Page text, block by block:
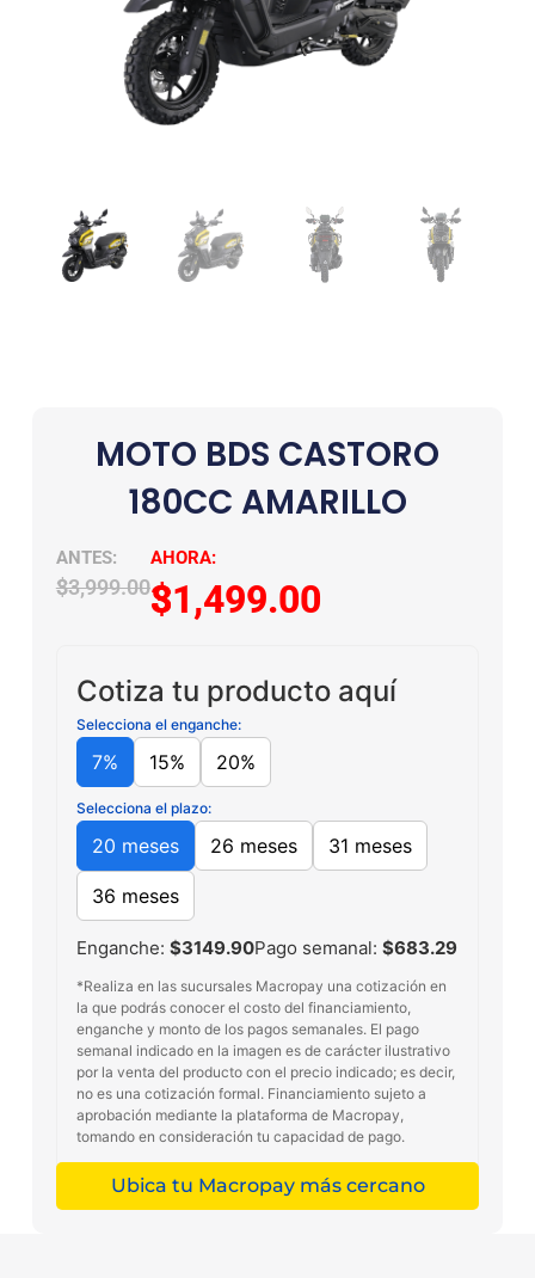
MOTO BDS CASTORO
180CC AMARILLO
$
33,999.00$
31,499.00
Cotiza tu producto aquí
Selecciona el enganche:
7% 15% 20%
Selecciona el plazo:
20 meses 26 meses 31 meses
36 meses
Enganche: $3149.90Pago semanal: $683.29
*Realiza en las sucursales Macropay una cotización en
la que podrás conocer el costo del financiamiento,
enganche y monto de los pagos semanales. El pago
semanal indicado en la imagen es de carácter ilustrativo
por la venta del producto con el precio indicado; es decir,
no es una cotización formal. Financiamiento sujeto a
aprobación mediante la plataforma de Macropay,
tomando en consideración tu capacidad de pago.
Ubica tu Macropay más cercano